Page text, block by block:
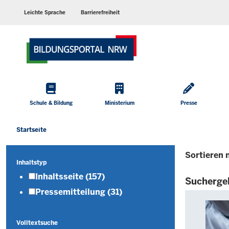
Sprachen
Leichte Sprache Barrierefreiheit
Hauptmenü
Schule & Bildung Ministerium Presse
Sie
befinden
Startseite
Inhaltstyp
Inhaltsseite(157)
Pressemitteilung(31)
Volltextsuche
Sortieren
Die
Suche